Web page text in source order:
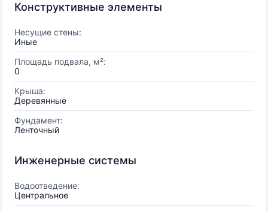
Конструктивные элементы
Несущие стены:
Иные
Площадь подвала, м²:
0
Крыша:
Деревянные
Фундамент:
Ленточный
Инженерные системы
Водоотведение:
Центральное